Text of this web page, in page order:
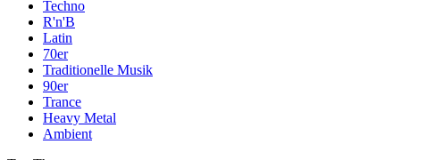
Techno
R'n'B
Latin
70er
Traditionelle Musik
90er
Trance
Heavy Metal
Ambient